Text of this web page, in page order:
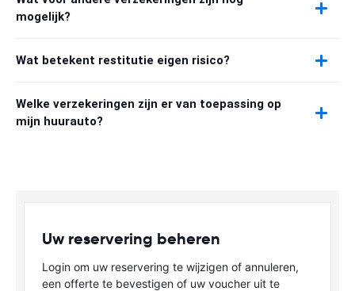
mogelijk?
Wat betekent restitutie eigen risico?
Welke verzekeringen zijn er van toepassing op
mijn huurauto?
Uw reservering beheren
Login om uw reservering te wijzigen of annuleren,
een offerte te bevestigen of uw voucher uit te